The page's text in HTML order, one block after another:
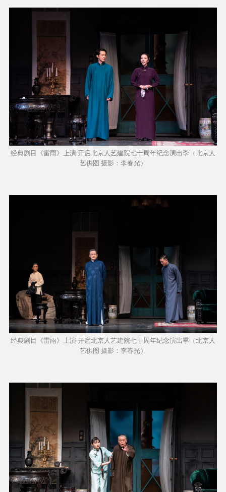
经典剧目《雷雨》上演 开启北京人艺建院七十周年纪念演出季（北京人
艺供图 摄影：李春光）
经典剧目《雷雨》上演 开启北京人艺建院七十周年纪念演出季（北京人
艺供图 摄影：李春光）